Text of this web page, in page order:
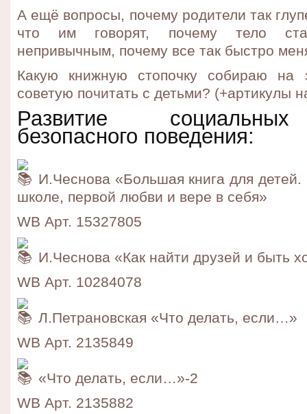
А ещё вопросы, почему родители так
что им говорят, почему тело
непривычным, почему все так быстро
Какую книжную стопочку собираю
советую почитать с детьми? (+артикулы
Развитие
безопасного поведения:
И.Чеснова «Большая книга для
школе, первой любви и вере в себя»
WB Арт. 15327805
И.Чеснова «Как найти друзей и быть
WB Арт. 10284078
Л.Петрановская «Что делать, если…»
WB Арт. 2135849
«Что делать, если…»-2
WB Арт. 2135882